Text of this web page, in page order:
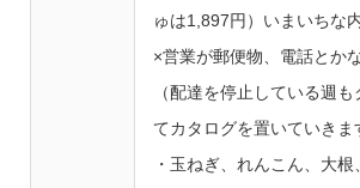
ゅは1,897円）いまいちな
×営業が郵便物、電話とか
（配達を停止している週
てカタログを置いていきま
・玉ねぎ、れんこん、大